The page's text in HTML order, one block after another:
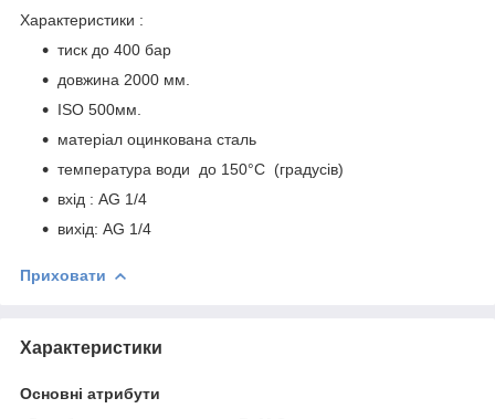
Характеристики :
тиск до 400 бар
довжина 2000 мм.
ISO 500мм.
матеріал оцинкована сталь
температура води до 150°C (градусів)
вхід : AG 1/4
вихід: AG 1/4
Приховати
Характеристики
Основні атрибути